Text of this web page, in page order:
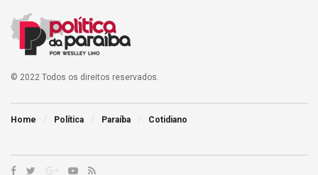
© 2022 Todos os direitos reservados.
Home Política Paraíba Cotidiano